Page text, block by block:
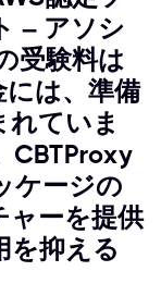
– アソシ
受験料は
は、準備
れていま
CBTProxy
ケージの
ャーを提供
を抑える